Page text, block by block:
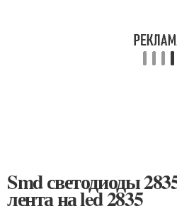
Smd светодиоды
лента на led 2835